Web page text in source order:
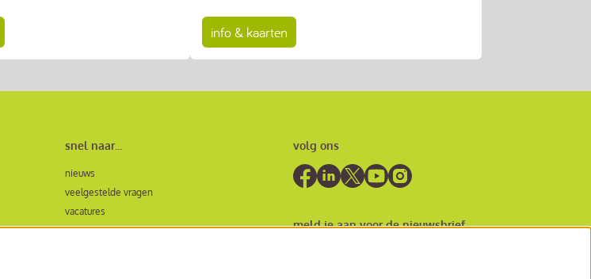
info & kaarten
snel naar...
nieuws
veelgestelde vragen
vacatures
bezoekersvoorwaarden
volg ons
meld je aan voor de nieuwsbrief